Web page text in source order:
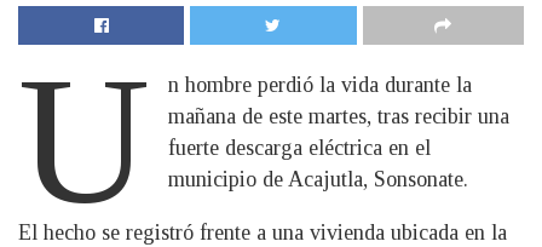
U
n hombre perdió la vida durante la
mañana de este martes, tras recibir una
fuerte descarga eléctrica en el
municipio de Acajutla, Sonsonate.
El hecho se registró frente a una vivienda ubicada en la